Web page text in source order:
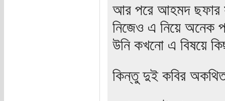
আর পরে আহমদ ছফার
নিজেও এ নিয়ে অনেক
উনি কখনো এ বিষয়ে
কিন্তু দুই কবির